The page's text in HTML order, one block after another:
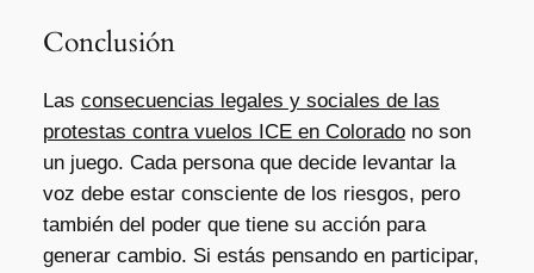
Conclusión
Las consecuencias legales y sociales de las
protestas contra vuelos ICE en Coloradono son
un juego. Cada persona que decide levantar la
voz debe estar consciente de los riesgos, pero
también del poder que tiene su acción para
generar cambio. Si estás pensando en participar,